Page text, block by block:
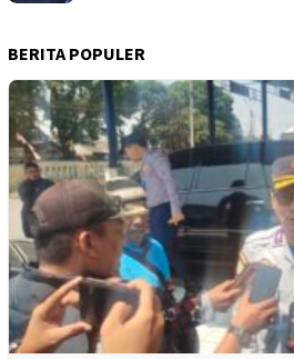
BERITA POPULER